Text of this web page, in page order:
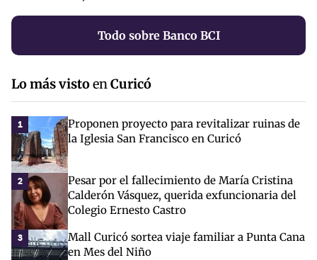
Todo sobre Banco BCI
Lo más vistoenCuricó
1
Proponen proyecto para revitalizar ruinas de
la Iglesia San Francisco en Curicó
2
Pesar por el fallecimiento de María Cristina
Calderón Vásquez, querida exfuncionaria del
Colegio Ernesto Castro
3
Mall Curicó sortea viaje familiar a Punta Cana
en Mes del Niño